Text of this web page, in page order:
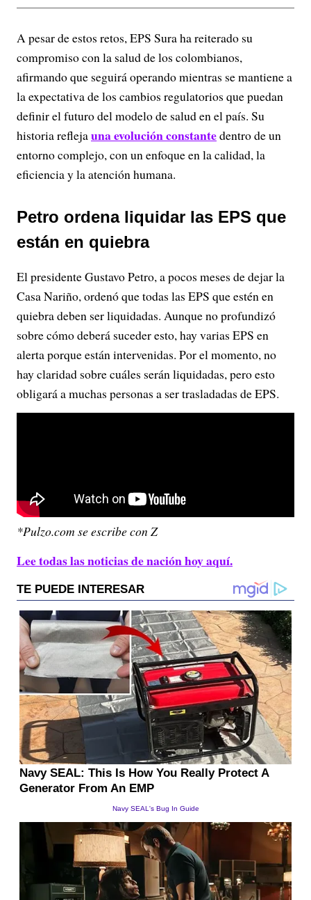
A pesar de estos retos, EPS Sura ha reiterado su
compromiso con la salud de los colombianos,
afirmando que seguirá operando mientras se mantiene a
la expectativa de los cambios regulatorios que puedan
definir el futuro del modelo de salud en el país. Su
historia reflejauna evolución constantedentro de un
entorno complejo, con un enfoque en la calidad, la
eficiencia y la atención humana.
Petro ordena liquidar las EPS que
están en quiebra
El presidente Gustavo Petro, a pocos meses de dejar la
Casa Nariño, ordenó que todas las EPS que estén en
quiebra deben ser liquidadas. Aunque no profundizó
sobre cómo deberá suceder esto, hay varias EPS en
alerta porque están intervenidas. Por el momento, no
hay claridad sobre cuáles serán liquidadas, pero esto
obligará a muchas personas a ser trasladadas de EPS.
*Pulzo.com se escribe con Z
Lee todas las noticias de nación hoy aquí.